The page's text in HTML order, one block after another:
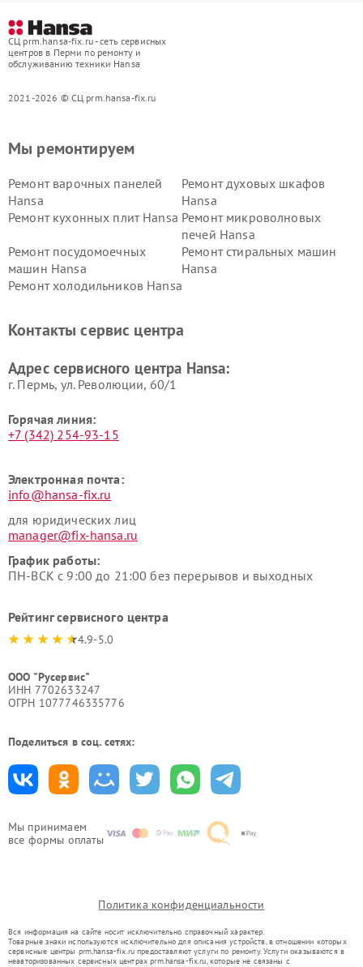
СЦ prm.hansa-fix.ru - сеть сервисных
центров в Перми по ремонту и
обслуживанию техники Hansa
2021-2026 © СЦ prm.hansa-fix.ru
Мы принимаем
все формы оплаты
Мы ремонтируем
Ремонт варочных панелей
Hansa
Ремонт духовых шкафов
Hansa
Ремонт кухонных плит Hansa Ремонт микроволновых
печей Hansa
Ремонт посудомоечных
машин Hansa
Ремонт стиральных машин
Hansa
Ремонт холодильников Hansa
Контакты сервис центра
Адрес сервисного центра Hansa:
г. Пермь, ул. ​Революции, 60/1
Горячая линия:
+7 (342) 254-93-15
Электронная почта:
info@hansa-fix.ru
для юридических лиц
manager@fix-hansa.ru
График работы:
ПН-ВСК с 9:00 до 21:00 без перерывов и выходных
Рейтинг сервисного центра
4.9-5.0
ООО "Русервис"
ИНН 7702633247
ОГРН 1077746335776
Поделиться в соц. сетях:
Политика конфиденциальности
Вся информация на сайте носит исключительно справочный характер.
Товарные знаки используются исключительно для описания устройств, в отношении которых
сервисные центры prm.hansa-fix.ru предоставляют услуги по ремонту. Услуги оказываются в
неавторизованных сервисных центрах prm.hansa-fix.ru, которые не связаны с